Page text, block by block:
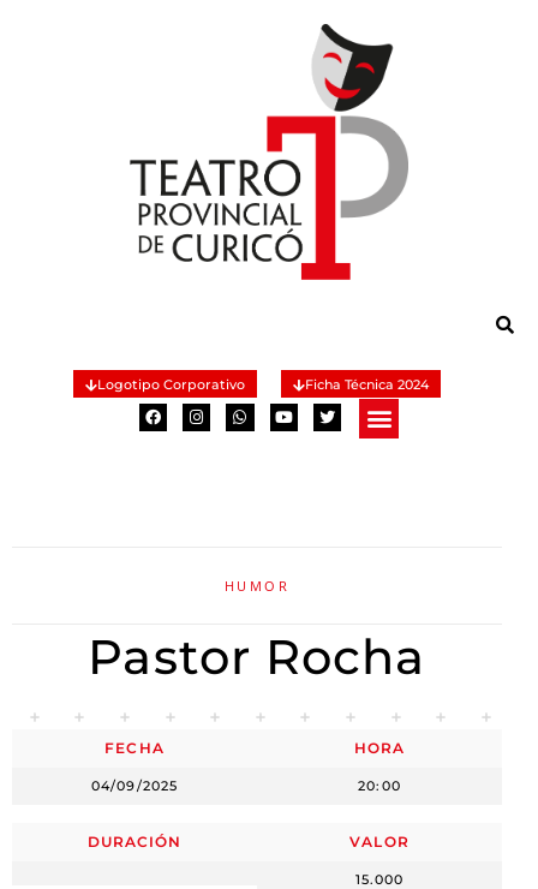
Logotipo Corporativo Ficha Técnica 2024
HUMOR
Pastor Rocha
FECHA
04/09/2025
HORA
20:00
DURACIÓN VALOR
15.000